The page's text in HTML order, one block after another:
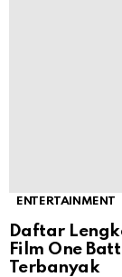
ENTERTAINMENT
Daftar
Film One
Terbanyak